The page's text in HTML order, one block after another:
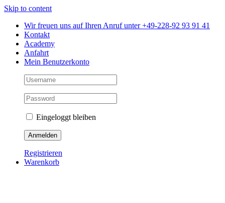
Skip to content
Wir freuen uns auf Ihren Anruf unter +49-228-92 93 91 41
Kontakt
Academy
Anfahrt
Mein Benutzerkonto
Eingeloggt bleiben
Registrieren
Warenkorb